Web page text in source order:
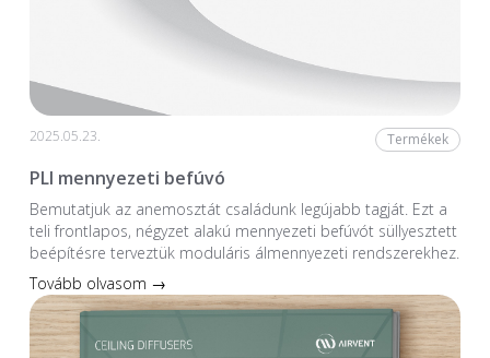
2025.05.23. Termékek
PLI mennyezeti befúvó
Bemutatjuk az anemosztát családunk legújabb tagját. Ezt a
teli frontlapos, négyzet alakú mennyezeti befúvót süllyesztett
beépítésre terveztük moduláris álmennyezeti rendszerekhez.
Tovább olvasom →